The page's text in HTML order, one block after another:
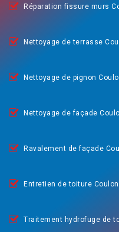
Réparation fissure murs
Nettoyage de terrasse
Nettoyage de pignon
Nettoyage de façade
Ravalement de façade
Entretien de toiture
Traitement hydrofuge de